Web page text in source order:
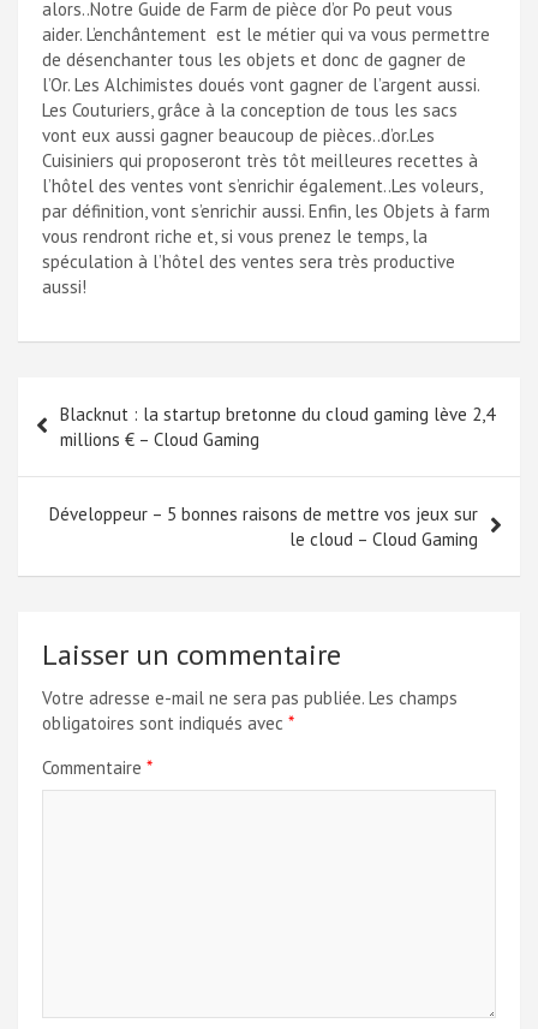
alors..Notre Guide de Farm de pièce d’or Po peut vous
aider. L’enchântement est le métier qui va vous permettre
de désenchanter tous les objets et donc de gagner de
l’Or. Les Alchimistes doués vont gagner de l’argent aussi.
Les Couturiers, grâce à la conception de tous les sacs
vont eux aussi gagner beaucoup de pièces..d’or.Les
Cuisiniers qui proposeront très tôt meilleures recettes à
l’hôtel des ventes vont s’enrichir également..Les voleurs,
par définition, vont s’enrichir aussi. Enfin, les Objets à farm
vous rendront riche et, si vous prenez le temps, la
spéculation à l’hôtel des ventes sera très productive
aussi!
de
l’article
Blacknut : la startup bretonne du cloud gaming lève 2,4
millions € – Cloud Gaming
Développeur – 5 bonnes raisons de mettre vos jeux sur
le cloud – Cloud Gaming
Laisser un commentaire
Votre adresse e-mail ne sera pas publiée. Les champs
obligatoires sont indiqués avec *
Commentaire *